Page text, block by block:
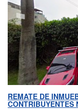
REMATE DE
CONTRIBUYENTES